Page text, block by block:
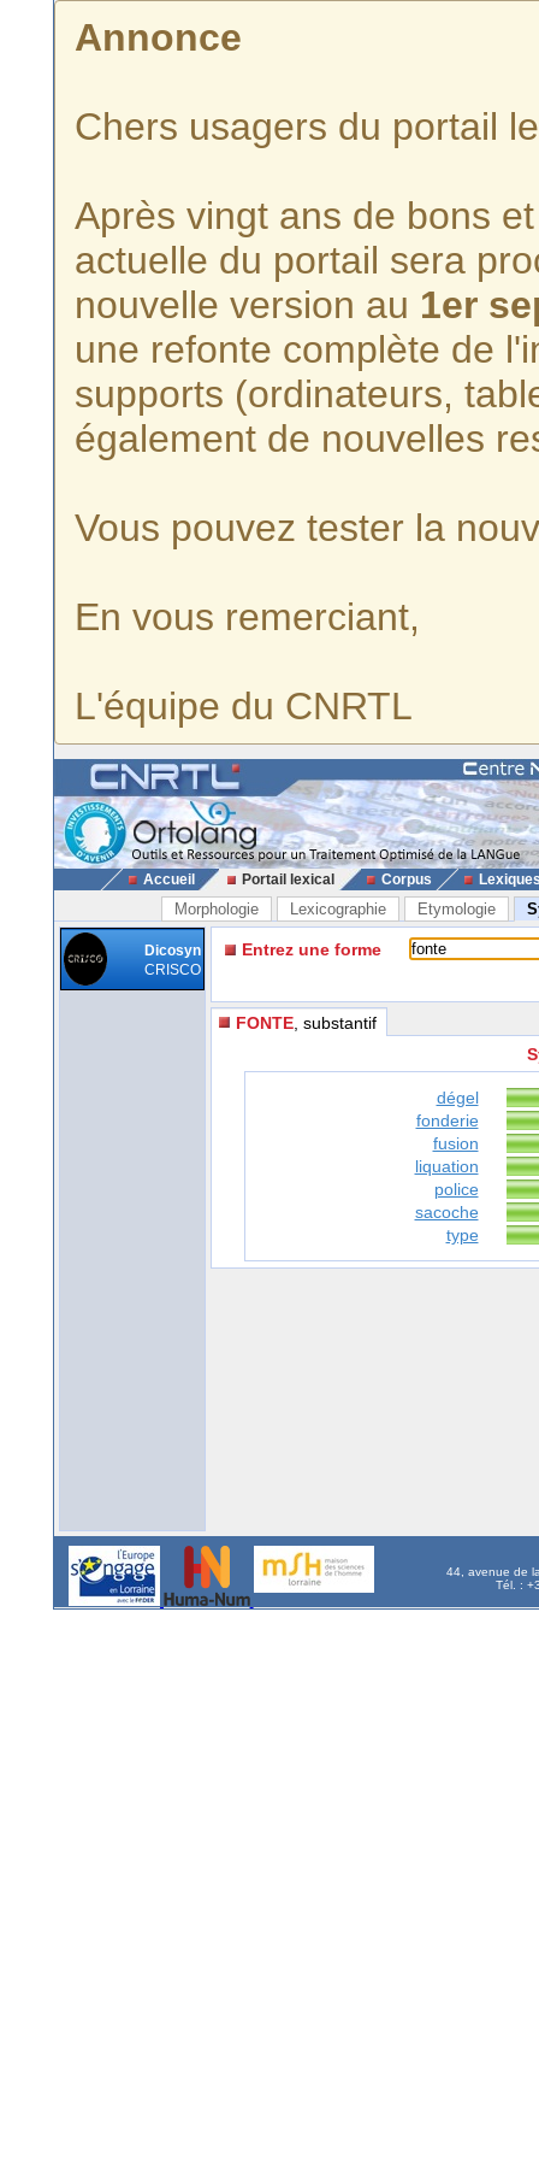
Annonce
Chers usagers du portail
Après vingt ans de bons
actuelle du portail sera
nouvelle version au 1er
une refonte complète de
supports (ordinateurs,
également de nouvelles
Vous pouvez tester la
En vous remerciant,
L'équipe du CNRTL
Accueil Portail lexical Corpus
Morphologie Lexicographie Etymologie
Dicosyn
CRISCO
Entrez une forme
FONTE , substantif
dégel
fonderie
fusion
liquation
police
sacoche
type
44, avenue de
Tél. :